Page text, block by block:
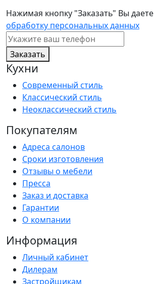
Нажимая кнопку "Заказать" Вы даете
обработку персональных данных
Заказать
Кухни
Современный стиль
Классический стиль
Неоклассический стиль
Покупателям
Адреса салонов
Сроки изготовления
Отзывы о мебели
Пресса
Заказ и доставка
Гарантии
О компании
Информация
Личный кабинет
Дилерам
Застройщикам